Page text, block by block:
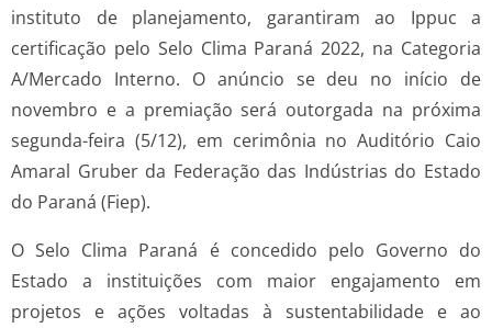
instituto de planejamento, garantiram ao Ippuc a
certificação pelo Selo Clima Paraná 2022, na Categoria
A/Mercado Interno. O anúncio se deu no início de
novembro e a premiação será outorgada na próxima
segunda-feira (5/12), em cerimônia no Auditório Caio
Amaral Gruber da Federação das Indústrias do Estado
do Paraná (Fiep).
O Selo Clima Paraná é concedido pelo Governo do
Estado a instituições com maior engajamento em
projetos e ações voltadas à sustentabilidade e ao